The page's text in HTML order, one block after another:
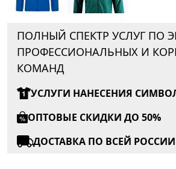
ПОЛНЫЙ СПЕКТР УСЛУГ ПО
ПРОФЕССИОНАЛЬНЫХ И
КОМАНД
УСЛУГИ НАНЕСЕНИЯ
ОПТОВЫЕ СКИДКИ ДО 50%
ДОСТАВКА ПО ВСЕЙ РОССИИ